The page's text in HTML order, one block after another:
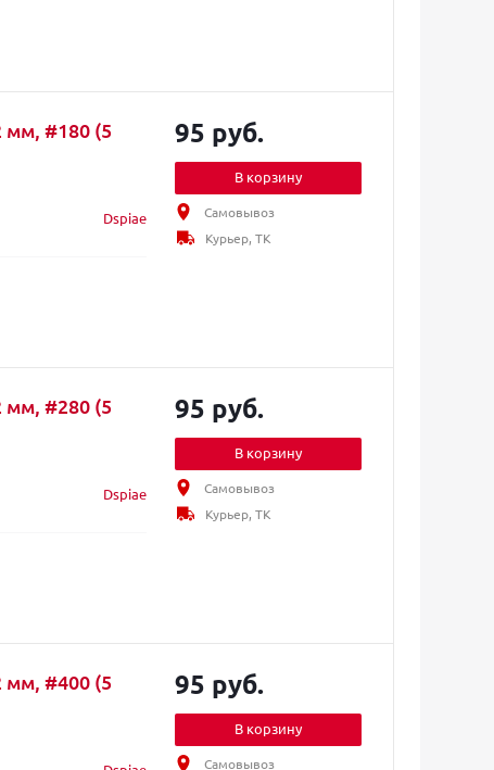
мм, #180 (5
Dspiae
95 руб.
В корзину
Самовывоз
Курьер, ТК
мм, #280 (5
Dspiae
95 руб.
В корзину
Самовывоз
Курьер, ТК
мм, #400 (5
95 руб.
В корзину
Самовывоз